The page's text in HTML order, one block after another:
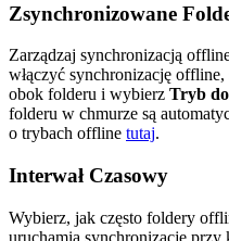
Zsynchronizowane
Zarządzaj synchronizacją
włączyć synchronizację
obok folderu i wybierz Tryb
folderu w chmurze są
o trybach offline tutaj.
Interwał Czasowy
Wybierz, jak często foldery
uruchamia synchronizację przy